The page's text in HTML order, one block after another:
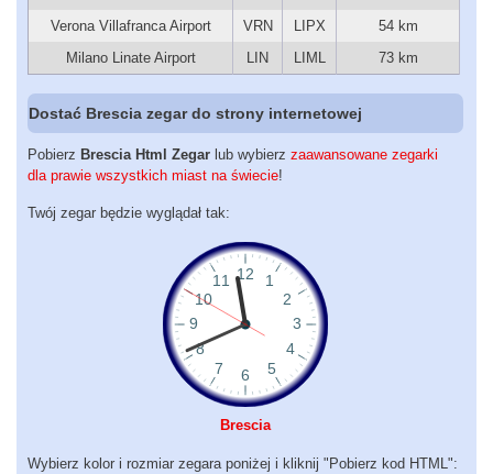
Verona Villafranca Airport VRN LIPX
54 km
Milano Linate Airport
LIN LIML 73 km
Dostać Brescia zegar do strony internetowej
Pobierz Brescia Html Zegar lub wybierz zaawansowane zegarki
dla prawie wszystkich miast na świecie!
Twój zegar będzie wyglądał tak:
Brescia
Wybierz kolor i rozmiar zegara poniżej i kliknij "Pobierz kod HTML":